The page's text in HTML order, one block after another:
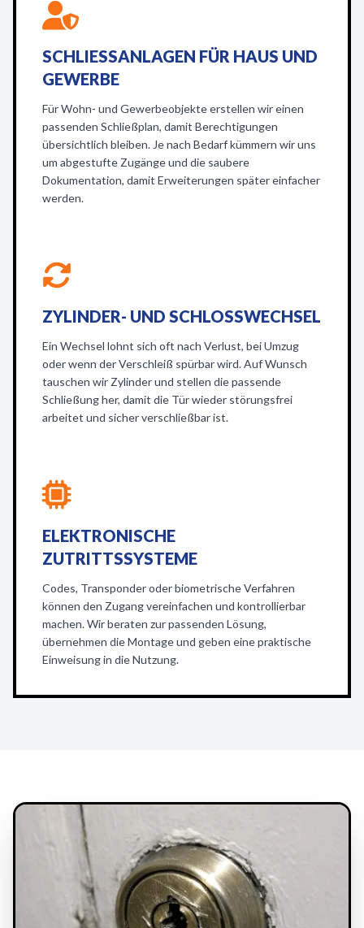
SCHLIESSANLAGEN FÜR HAUS UND G
EWERBE
Für Wohn- und Gewerbeobjekte erstellen wir einen
passenden Schließplan, damit Berechtigungen
übersichtlich bleiben. Je nach Bedarf kümmern wir uns
um abgestufte Zugänge und die saubere
Dokumentation, damit Erweiterungen später einfacher
werden.
ZYLINDER- UND SCHLOSSWECHSEL
Ein Wechsel lohnt sich oft nach Verlust, bei Umzug
oder wenn der Verschleiß spürbar wird. Auf Wunsch
tauschen wir Zylinder und stellen die passende
Schließung her, damit die Tür wieder störungsfrei
arbeitet und sicher verschließbar ist.
ELEKTRONISCHE
ZUTRITTSSYSTEME
Codes, Transponder oder biometrische Verfahren
können den Zugang vereinfachen und kontrollierbar
machen. Wir beraten zur passenden Lösung,
übernehmen die Montage und geben eine praktische
Einweisung in die Nutzung.